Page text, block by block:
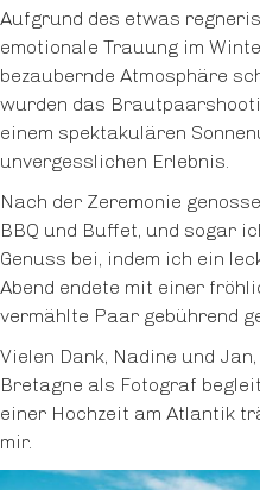
Aufgrund des etwas
emotionale Trauung im
bezaubernde Atmosphäre
wurden das
einem spektakulären
unvergesslichen Erlebnis.
Nach der Zeremonie
BBQ und Buffet, und sogar
Genuss bei, indem ich ein
Abend endete mit einer
vermählte Paar gebührend
Vielen Dank, Nadine und
Bretagne als Fotograf
einer Hochzeit am Atlantik
mir.